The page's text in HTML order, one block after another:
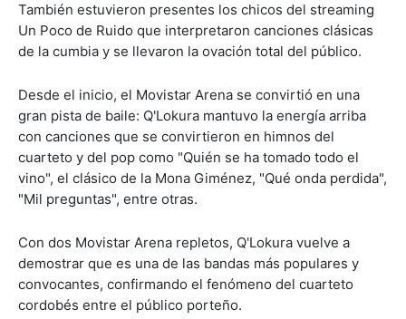
También estuvieron presentes los chicos del streaming
Un Poco de Ruido que interpretaron canciones clásicas
de la cumbia y se llevaron la ovación total del público.
Desde el inicio, el Movistar Arena se convirtió en una
gran pista de baile: Q'Lokura mantuvo la energía arriba
con canciones que se convirtieron en himnos del
cuarteto y del pop como "Quién se ha tomado todo el
vino", el clásico de la Mona Giménez, "Qué onda perdida",
"Mil preguntas", entre otras.
Con dos Movistar Arena repletos, Q'Lokura vuelve a
demostrar que es una de las bandas más populares y
convocantes, confirmando el fenómeno del cuarteto
cordobés entre el público porteño.